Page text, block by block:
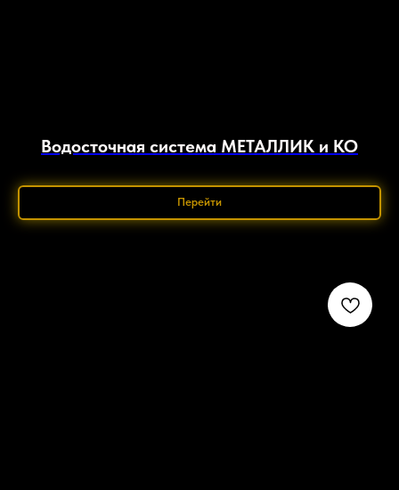
Водосточная система МЕТАЛЛИК и КО
Перейти